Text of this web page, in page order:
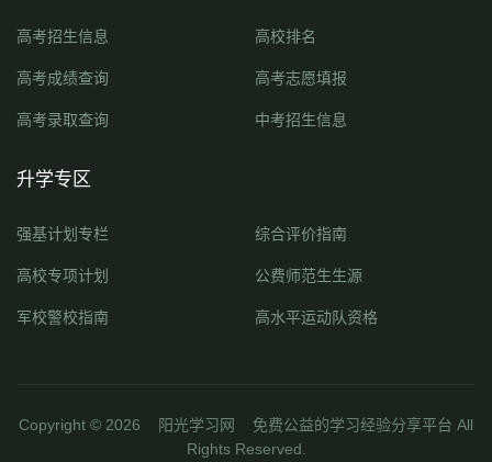
高考招生信息 高校排名
高考成绩查询 高考志愿填报
高考录取查询 中考招生信息
升学专区
强基计划专栏 综合评价指南
高校专项计划 公费师范生生源
军校警校指南 高水平运动队资格
Copyright © 2026 阳光学习网
免费公益的学习经验分享平台 All
Rights Reserved.